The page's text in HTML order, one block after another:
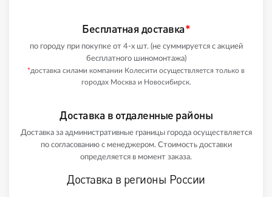
Бесплатная доставка*
по городу при покупке от 4-х шт. (не суммируется с акцией
бесплатного шиномонтажа)
*доставка силами компании Колесити осуществляется только в
городах Москва и Новосибирск.
Доставка в отдаленные районы
Доставка за административные границы города осуществляется
по согласованию с менеджером. Стоимость доставки
определяется в момент заказа.
Доставка в регионы России